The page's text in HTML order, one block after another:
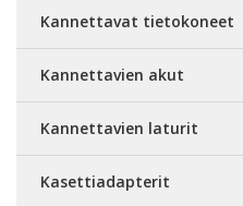
Kannettavat tietokoneet
Kannettavien akut
Kannettavien laturit
Kasettiadapterit